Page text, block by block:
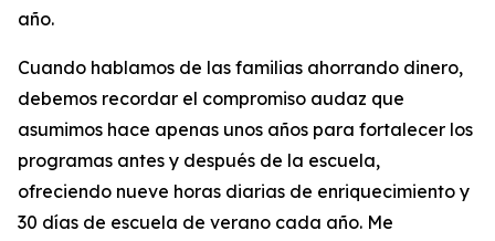
año.
Cuando hablamos de las familias ahorrando dinero,
debemos recordar el compromiso audaz que
asumimos hace apenas unos años para fortalecer los
programas antes y después de la escuela,
ofreciendo nueve horas diarias de enriquecimiento y
30 días de escuela de verano cada año. Me